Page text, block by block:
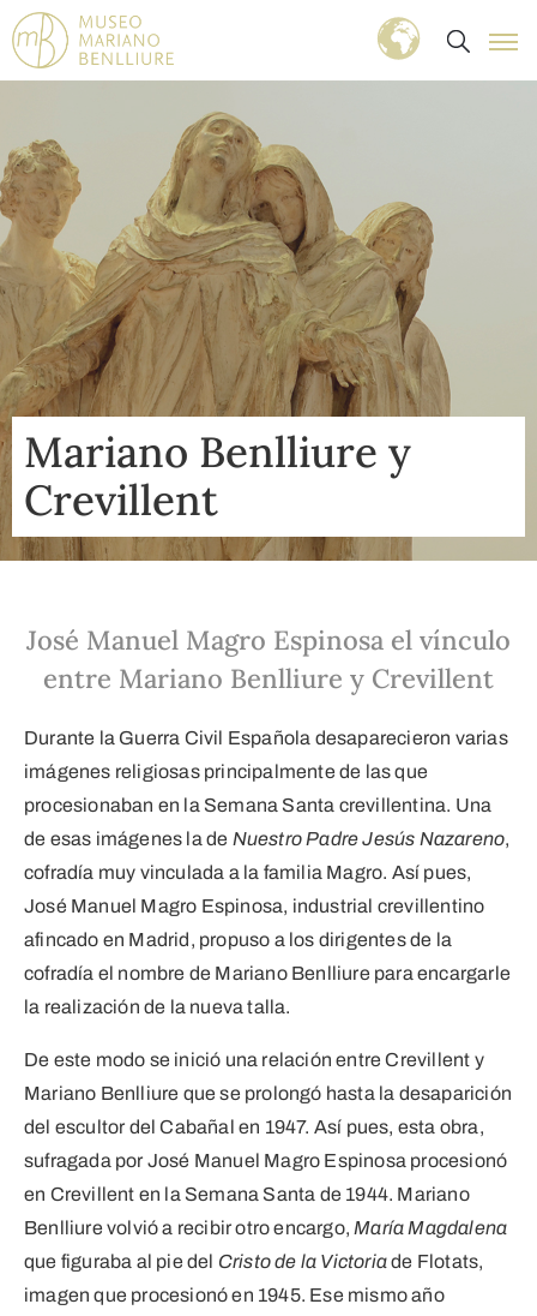
Mariano Benlliure y
Crevillent
José Manuel Magro Espinosa el vínculo
entre Mariano Benlliure y Crevillent
Durante la Guerra Civil Española desaparecieron varias
imágenes religiosas principalmente de las que
procesionaban en la Semana Santa crevillentina. Una
de esas imágenes la de Nuestro Padre Jesús Nazareno,
cofradía muy vinculada a la familia Magro. Así pues,
José Manuel Magro Espinosa, industrial crevillentino
afincado en Madrid, propuso a los dirigentes de la
cofradía el nombre de Mariano Benlliure para encargarle
la realización de la nueva talla.
De este modo se inició una relación entre Crevillent y
Mariano Benlliure que se prolongó hasta la desaparición
del escultor del Cabañal en 1947. Así pues, esta obra,
sufragada por José Manuel Magro Espinosa procesionó
en Crevillent en la Semana Santa de 1944. Mariano
Benlliure volvió a recibir otro encargo, María Magdalena
que figuraba al pie del Cristo de la Victoriade Flotats,
imagen que procesionó en 1945. Ese mismo año